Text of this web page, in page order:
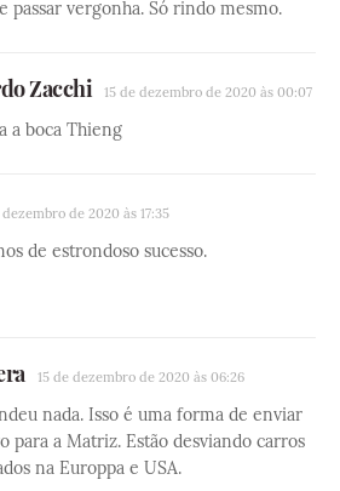
passar vergonha. Só rindo mesmo.
Zacchi 15 de dezembro de 2020 às 00:07
a boca Thieng
dezembro de 2020 às 17:35
de estrondoso sucesso.
15 de dezembro de 2020 às 06:26
nada. Isso é uma forma de enviar
para a Matriz. Estão desviando carros
na Europpa e USA.